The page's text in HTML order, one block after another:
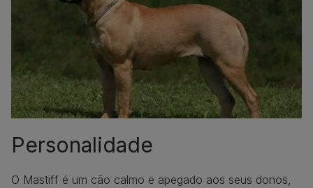
Personalidade
O Mastiff é um cão calmo e apegado aos seus donos,